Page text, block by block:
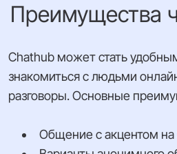
Преимущества
Chathub может стать
знакомиться с людьми
разговоры. Основные
Общение с акцентом на